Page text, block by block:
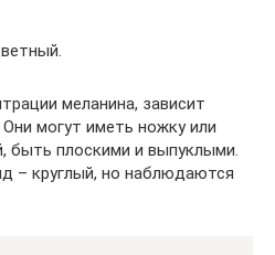
меланина, зависит
могут иметь ножку или
быть плоскими и выпуклыми.
– круглый, но наблюдаются